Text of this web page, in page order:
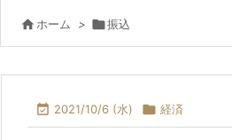
 ホーム > 振込
 2021/10/6 (水)  経済